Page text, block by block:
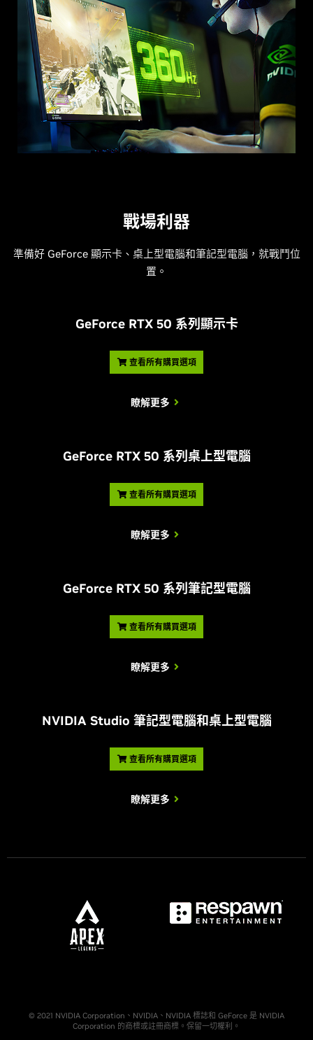
戰場利器
準備好 GeForce 顯示卡、桌上型電腦和筆記型電腦，就戰鬥位
置。
GeForce RTX 50 系列顯示卡
查看所有購買選項
瞭解更多
GeForce RTX 50 系列桌上型電腦
查看所有購買選項
瞭解更多
GeForce RTX 50 系列筆記型電腦
查看所有購買選項
瞭解更多
NVIDIA Studio 筆記型電腦和桌上型電腦
查看所有購買選項
瞭解更多
© 2021 NVIDIA Corporation、NVIDIA、NVIDIA 標誌和 GeForce 是 NVIDIA
Corporation 的商標或註冊商標。保留一切權利。